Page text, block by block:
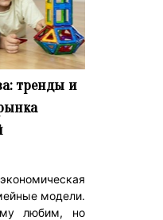
тренды и
модели.
любим, но